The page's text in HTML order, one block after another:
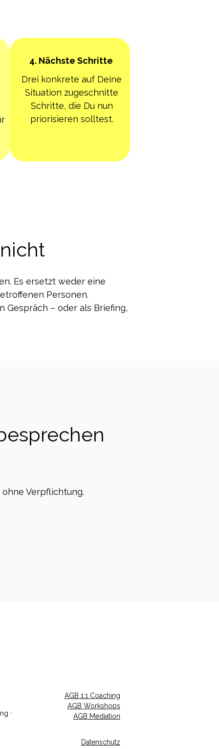
4. Nächste Schritte
Drei konkrete auf Deine
Situation zugeschnitte
Schritte, die Du nun
priorisieren solltest.
Es ersetzt weder eine
Personen.
Gespräch – oder als Briefing,
Verpflichtung.
·
AGB 1:1 Coaching
AGB Workshops
AGB Mediation
Datenschutz